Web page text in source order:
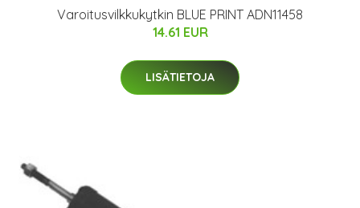
Varoitusvilkkukytkin BLUE PRINT ADN11458
14.61 EUR
LISÄTIETOJA